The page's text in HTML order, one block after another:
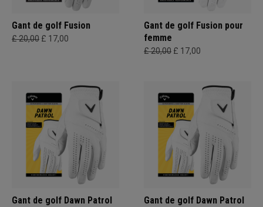
Gant de golf Fusion
£ 20,00 £ 17,00
Gant de golf Fusion pour
femme
£ 20,00 £ 17,00
Gant de golf Dawn Patrol Gant de golf Dawn Patrol